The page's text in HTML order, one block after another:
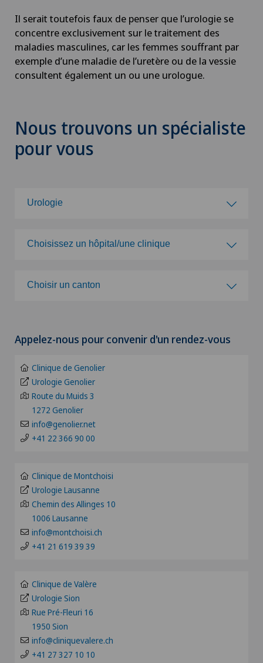
Il serait toutefois faux de penser que l’urologie se
concentre exclusivement sur le traitement des
maladies masculines, car les femmes souffrant par
exemple d’une maladie de l’uretère ou de la vessie
consultent également un ou une urologue.
Nous trouvons un spécialiste
pour vous
Urologie
Alter G
Andrologie
Angiographie
Angiologie
Appareillage médical personnalisé
Arthroscopie de l'épaule
Arthroscopie genou
Arthrose
Choisissez un hôpital/une clinique
Clinique de Montchoisi
Clinique de Valère
Clinique Générale Ste-Anne
Clinique Générale-Beaulieu
Clinique Valmont
Hôpital de La Providence
Hôpital de Saint-Imier
Patients internationaux
Privatklinik Siloah
Choisir un canton
BE
BS
FR
GE
TI
VS
VD
NE
Appelez-nous pour convenir d'un rendez-vous
Clinique de Genolier
Urologie Genolier
Route du Muids 3
1272 Genolier
info@genolier.net
+41 22 366 90 00
Clinique de Montchoisi
Urologie Lausanne
Chemin des Allinges 10
1006 Lausanne
info@montchoisi.ch
+41 21 619 39 39
Clinique de Valère
Urologie Sion
Rue Pré-Fleuri 16
1950 Sion
info@cliniquevalere.ch
+41 27 327 10 10